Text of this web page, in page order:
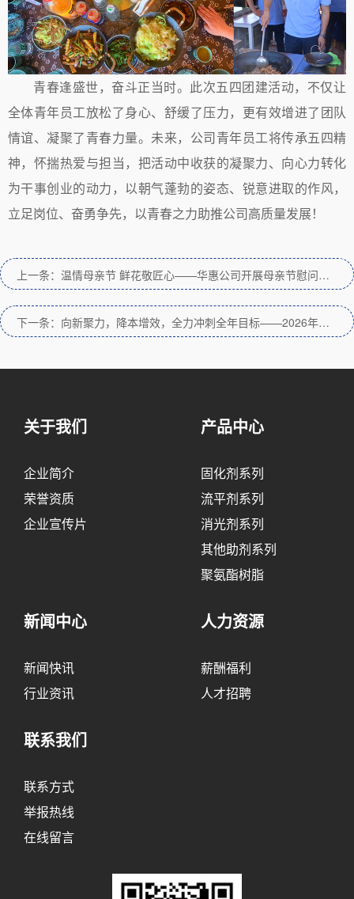
青春逢盛世，奋斗正当时。此次五四团建活动，不仅让
全体青年员工放松了身心、舒缓了压力，更有效增进了团队
情谊、凝聚了青春力量。未来，公司青年员工将传承五四精
神，怀揣热爱与担当，把活动中收获的凝聚力、向心力转化
为干事创业的动力，以朝气蓬勃的姿态、锐意进取的作风，
立足岗位、奋勇争先，以青春之力助推公司高质量发展！
上一条：温情母亲节 鲜花敬匠心——华惠公司开展母亲节慰问活动
下一条：向新聚力，降本增效，全力冲刺全年目标——2026年上半年工作总结暨下半年工作计划会圆满召开
关于我们
企业简介
荣誉资质
企业宣传片
产品中心
固化剂系列
流平剂系列
消光剂系列
其他助剂系列
聚氨酯树脂
新闻中心
新闻快讯
行业资讯
人力资源
薪酬福利
人才招聘
联系我们
联系方式
举报热线
在线留言